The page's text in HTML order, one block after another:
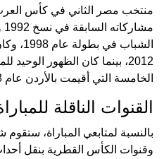
منتخب مصر الثاني في كأس
الشباب
2012، بينما كان الظهور
الخامسة التي أقيمت بالأردن عام 1988.
القنوات الناقلة
وقنوات الكأس القطرية بنقل